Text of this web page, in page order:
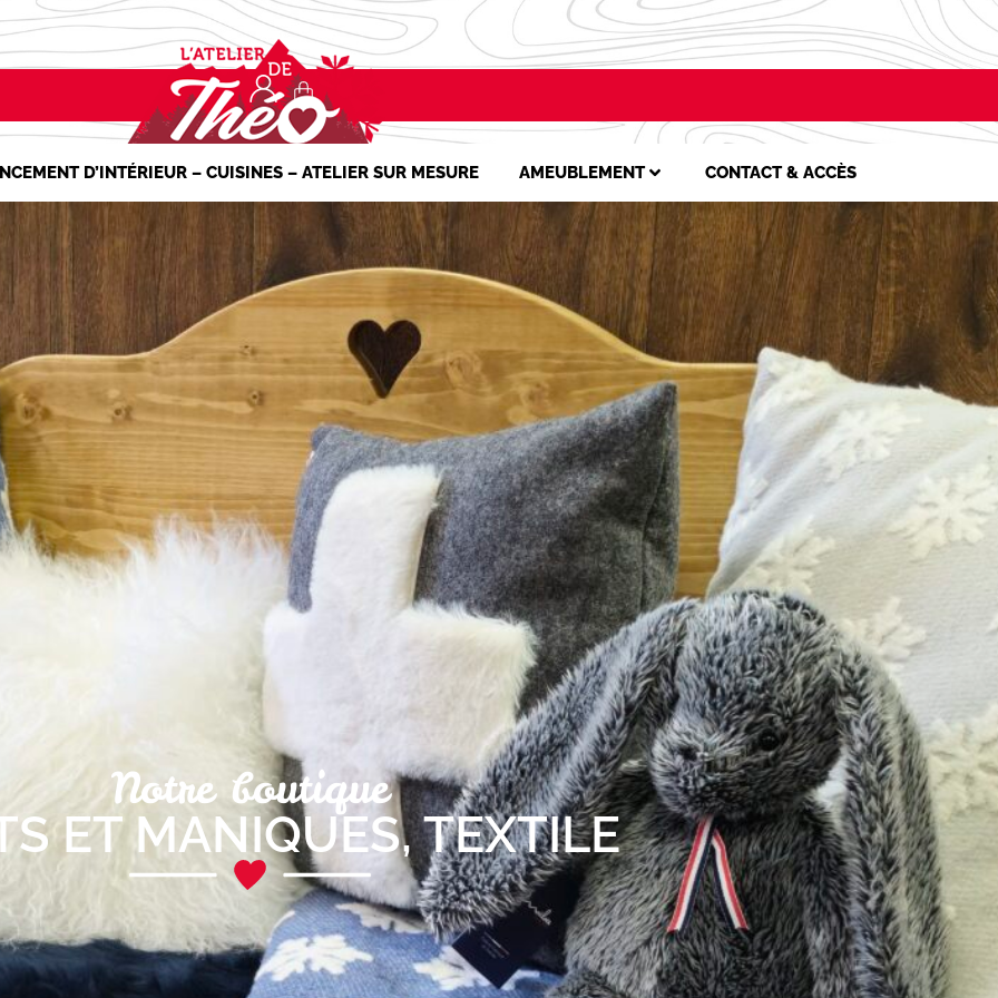
D’INTÉRIEUR – CUISINES – ATELIER SUR MESURE AMEUBLEMENT CONTACT & ACCÈS
Notre boutique
ET MANIQUES,TEXTILE